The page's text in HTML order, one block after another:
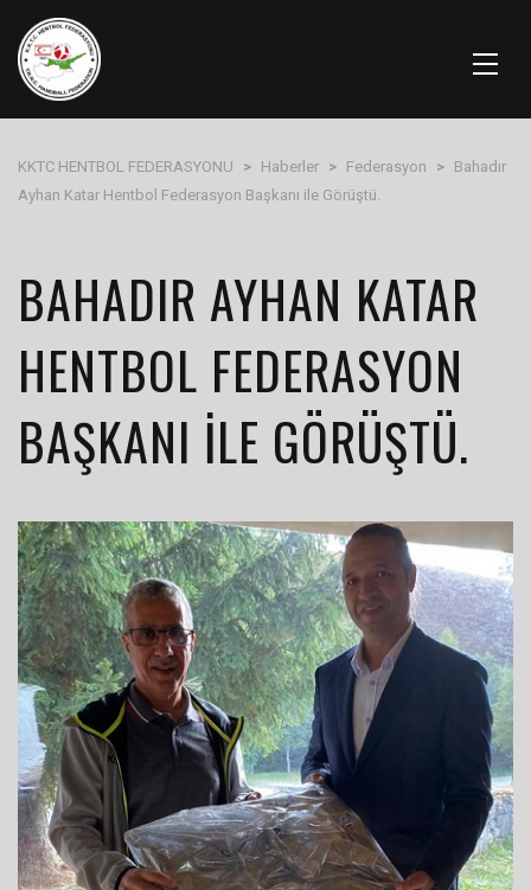
KKTC HENTBOL FEDERASYONU > Haberler > Federasyon > Bahadır
Ayhan Katar Hentbol Federasyon Başkanı ile Görüştü.
BAHADIR AYHAN KATAR
HENTBOL FEDERASYON
BAŞKANI ILE GÖRÜŞTÜ.